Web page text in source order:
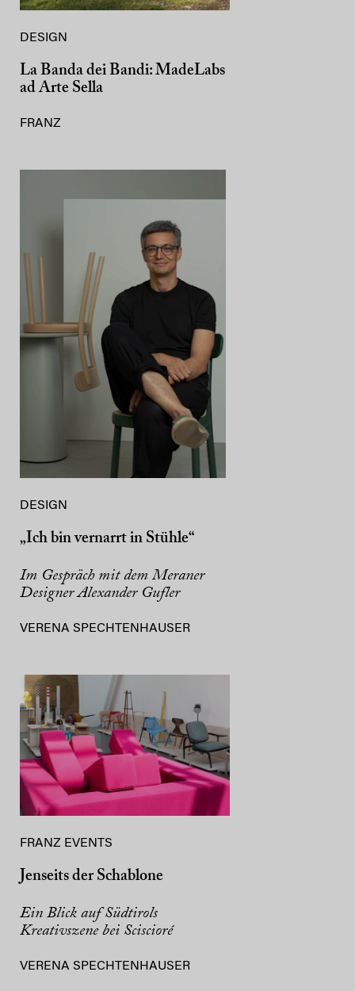
DESIGN
La Banda dei Bandi: MadeLabs
ad Arte Sella
FRANZ
DESIGN
„Ich bin vernarrt in Stühle“
Im Gespräch mit dem Meraner
Designer Alexander Gufler
VERENA SPECHTENHAUSER
FRANZ EVENTS
Jenseits der Schablone
Ein Blick auf Südtirols
Kreativszene bei Sciscioré
VERENA SPECHTENHAUSER